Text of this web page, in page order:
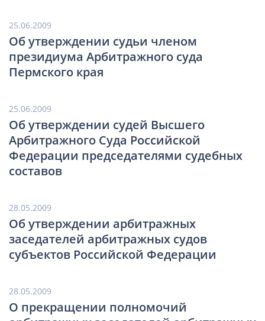
25.06.2009
Об утверждении судьи членом
президиума Арбитражного суда
Пермского края
25.06.2009
Об утверждении судей Высшего
Арбитражного Суда Российской
Федерации председателями судебных
составов
28.05.2009
Об утверждении арбитражных
заседателей арбитражных судов
субъектов Российской Федерации
28.05.2009
О прекращении полномочий